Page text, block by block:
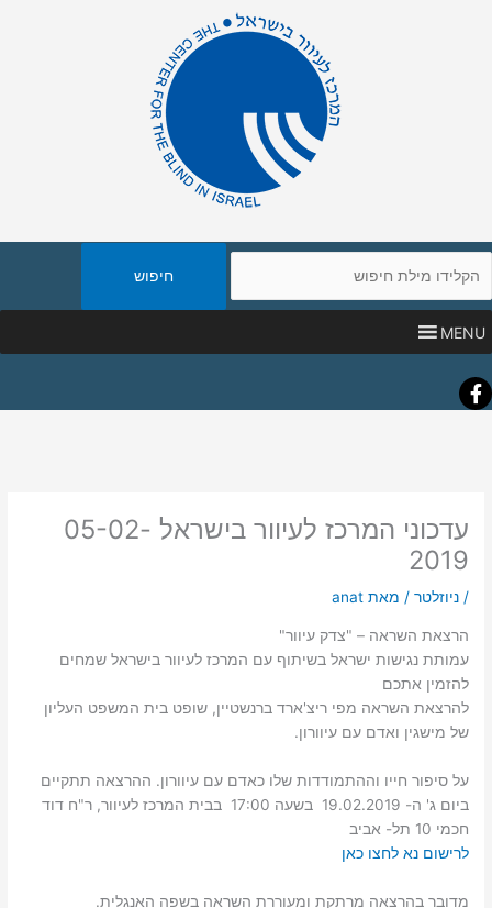
חיפוש
באתר
MENU
Facebook
עדכוני המרכז לעיוור בישראל 05-02-
2019
/ניוזלטר / מאתanat
הרצאת השראה – "צדק עיוור"
עמותת נגישות ישראל בשיתוף עם המרכז לעיוור בישראל שמחים
להזמין אתכם
להרצאת השראה מפיריצ'ארד ברנשטיין, שופט בית המשפט העליון
של מישגין ואדם עם עיוורון.
על סיפור חייו וההתמודדות שלו כאדם עם עיוורון. ההרצאה תתקיים
ביום ג' ה- 19.02.2019 בשעה 17:00 בבית המרכז לעיוור, ר"ח דוד
חכמי 10 תל- אביב
לרישום נא לחצו כאן
מדובר בהרצאה מרתקת ומעוררת השראה בשפה האנגלית.